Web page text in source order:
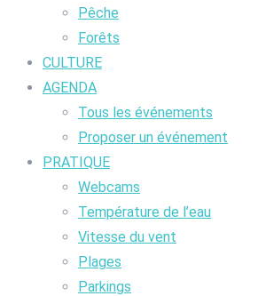
Pêche
Forêts
CULTURE
AGENDA
Tous les événements
Proposer un événement
PRATIQUE
Webcams
Température de l’eau
Vitesse du vent
Plages
Parkings